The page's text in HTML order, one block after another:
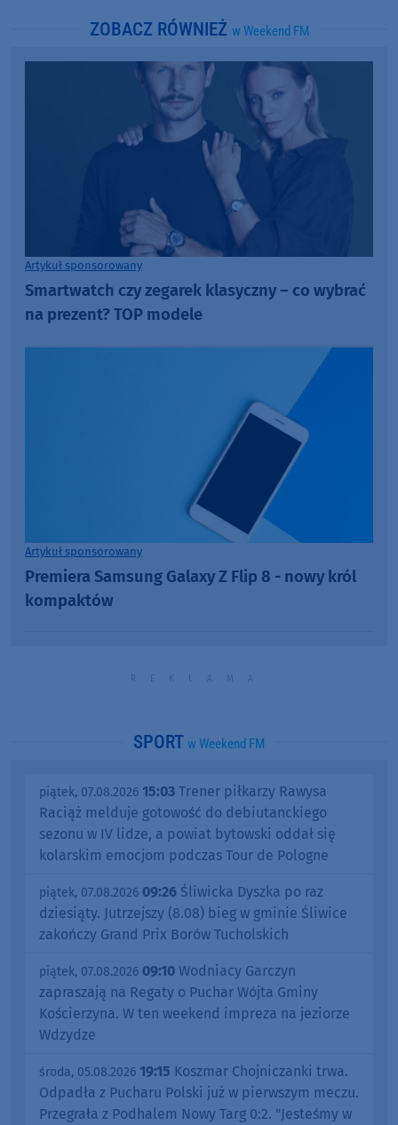
ZOBACZ RÓWNIEŻ w Weekend FM
Artykuł sponsorowany
Smartwatch czy zegarek klasyczny – co wybrać
na prezent? TOP modele
Artykuł sponsorowany
Premiera Samsung Galaxy Z Flip 8 - nowy król
kompaktów
SPORT w Weekend FM
piątek, 07.08.2026 15:03 Trener piłkarzy Rawysa
Raciąż melduje gotowość do debiutanckiego
sezonu w IV lidze, a powiat bytowski oddał się
kolarskim emocjom podczas Tour de Pologne
piątek, 07.08.2026 09:26 Śliwicka Dyszka po raz
dziesiąty. Jutrzejszy (8.08) bieg w gminie Śliwice
zakończy Grand Prix Borów Tucholskich
piątek, 07.08.2026 09:10 Wodniacy Garczyn
zapraszają na Regaty o Puchar Wójta Gminy
Kościerzyna. W ten weekend impreza na jeziorze
Wdzydze
środa, 05.08.2026 19:15 Koszmar Chojniczanki trwa.
Odpadła z Pucharu Polski już w pierwszym meczu.
Przegrała z Podhalem Nowy Targ 0:2. "Jesteśmy w